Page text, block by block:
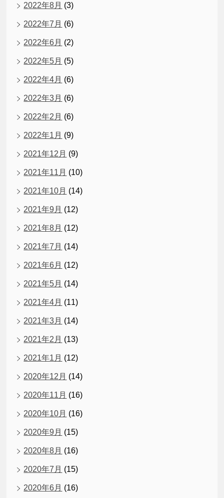
2022年8月 (3)
2022年7月 (6)
2022年6月 (2)
2022年5月 (5)
2022年4月 (6)
2022年3月 (6)
2022年2月 (6)
2022年1月 (9)
2021年12月 (9)
2021年11月 (10)
2021年10月 (14)
2021年9月 (12)
2021年8月 (12)
2021年7月 (14)
2021年6月 (12)
2021年5月 (14)
2021年4月 (11)
2021年3月 (14)
2021年2月 (13)
2021年1月 (12)
2020年12月 (14)
2020年11月 (16)
2020年10月 (16)
2020年9月 (15)
2020年8月 (16)
2020年7月 (15)
2020年6月 (16)